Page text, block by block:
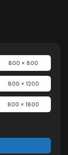
800 x 800
800 x 1200
800 x 1800